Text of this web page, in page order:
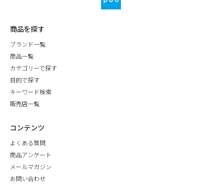
商品を探す
ブランド一覧
商品一覧
カテゴリーで探す
目的で探す
キーワード検索
販売店一覧
コンテンツ
よくある質問
商品アンケート
メールマガジン
お問い合わせ